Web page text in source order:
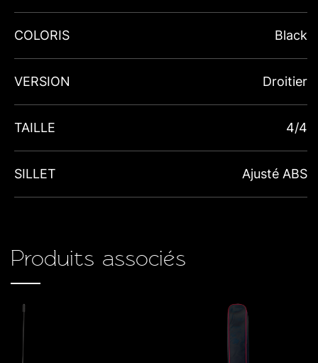
COLORIS Black
VERSION Droitier
TAILLE 4/4
SILLET Ajusté ABS
Produits associés